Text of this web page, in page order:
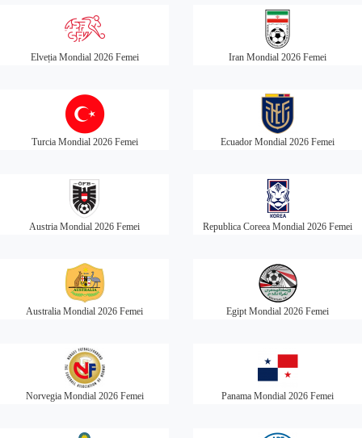
Elveția Mondial 2026 Femei Iran Mondial 2026 Femei
Turcia Mondial 2026 Femei Ecuador Mondial 2026 Femei
Austria Mondial 2026 Femei Republica Coreea Mondial 2026 Femei
Australia Mondial 2026 Femei Egipt Mondial 2026 Femei
Norvegia Mondial 2026 Femei Panama Mondial 2026 Femei